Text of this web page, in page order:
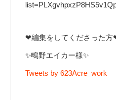
❤編集をしてくださった方
✨鴫野エイカー様✨
Tweets by 623Acre_work